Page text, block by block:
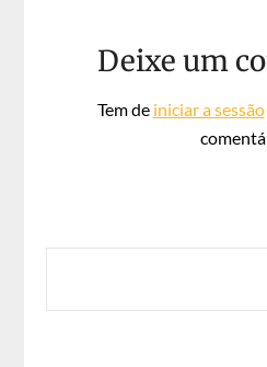
Deixe um
Tem de iniciar a sessão